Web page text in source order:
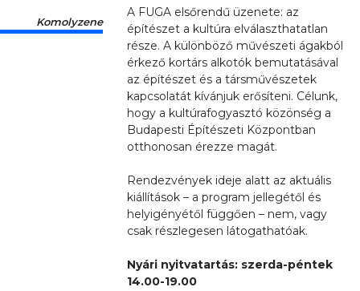
Komolyzene
A FUGA elsőrendű üzenete: az
építészet a kultúra elválaszthatatlan
része. A különböző művészeti ágakból
érkező kortárs alkotók bemutatásával
az építészet és a társművészetek
kapcsolatát kívánjuk erősíteni. Célunk,
hogy a kultúrafogyasztó közönség a
Budapesti Építészeti Központban
otthonosan érezze magát.
Rendezvények ideje alatt az aktuális
kiállítások – a program jellegétől és
helyigényétől függően – nem, vagy
csak részlegesen látogathatóak.
Nyári nyitvatartás: szerda-péntek
14.00-19.00